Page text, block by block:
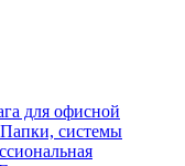
для офисной
Папки, системы